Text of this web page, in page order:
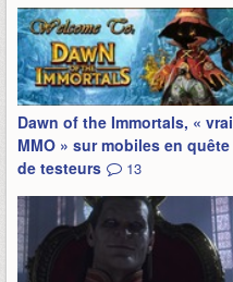
Dawn of the Immortals, « vrai
MMO » sur mobiles en quête
de testeurs
13